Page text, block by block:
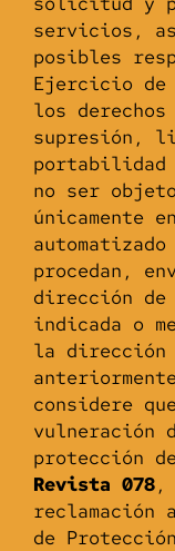
servicios,
posibles
Ejercicio de
los
supresión,
portabilidad
no ser
únicamente
procedan,
dirección
indicada o
la dirección
considere
vulneración
protección
Revista 078,
reclamación
de